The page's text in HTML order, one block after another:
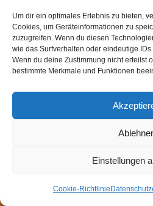
Um dir ein optimales Erlebnis zu bieten,
Cookies, um Geräteinformationen zu
zuzugreifen. Wenn du diesen
wie das Surfverhalten oder eindeutige
Wenn du deine Zustimmung nicht erteilst
bestimmte Merkmale und Funktionen
Einstellungen
Cookie-Richtlinie
© Weingut Thomas Steigelmann
TAGEBUCH KONTAKT Impressum